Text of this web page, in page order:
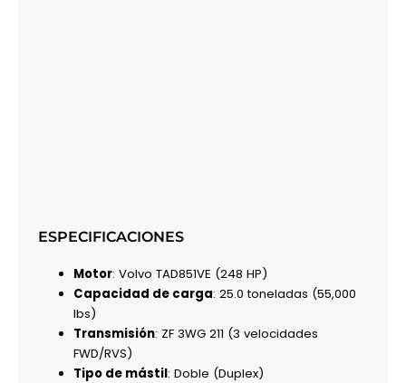
ESPECIFICACIONES
Motor: Volvo TAD851VE (248 HP)
Capacidad de carga: 25.0 toneladas (55,000
lbs)
Transmisión: ZF 3WG 211 (3 velocidades
FWD/RVS)
Tipo de mástil: Doble (Duplex)